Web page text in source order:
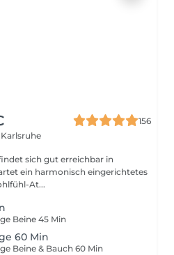
156
Karlsruhe
sich gut erreichbar in
ein harmonisch eingerichtetes
At...
Beine 45 Min
60 Min
Beine & Bauch 60 Min